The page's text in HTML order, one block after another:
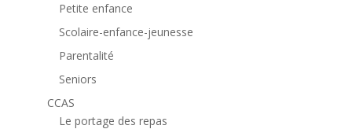
Petite enfance
Scolaire-enfance-jeunesse
Parentalité
Seniors
CCAS
Le portage des repas